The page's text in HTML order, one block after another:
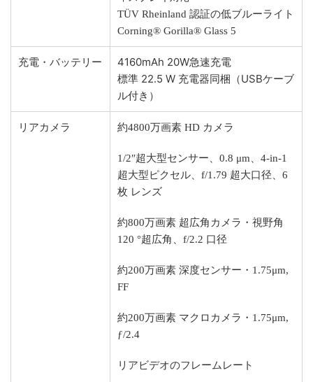
TÜV Rheinland 認証の低ブルーライト
Corning® Gorilla® Glass 5
充電・バッテリー
4160mAh 20W急速充電
標準 22.5 W 充電器同梱（USBケーブ
ル付き）
リアカメラ 約4800万画素 HD カメラ
1/2″超大型センサー、0.8 μm、4-in-1
超大型ピクセル、f/1.79 超大口径、6
枚 レンズ
約800万画素 超広角カメラ・視野角
120 °超広角、f/2.2 口径
約200万画素 深度センサー・1.75μm,
FF
約200万画素 マクロカメラ・1.75μm,
ƒ/2.4
リアビデオのフレームレート